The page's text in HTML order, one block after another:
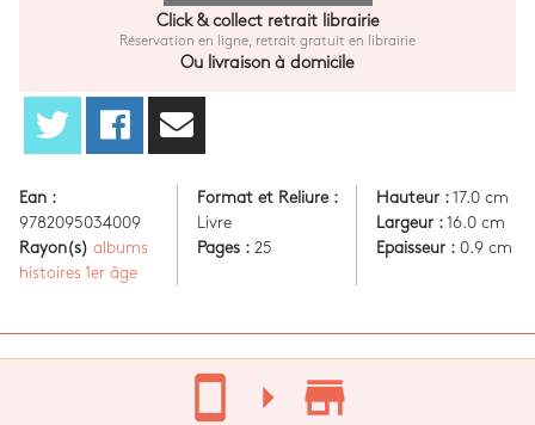
Click & collect retrait librairie
Réservation en ligne, retrait gratuit en librairie
Ou livraison à domicile
Ean :
9782095034009
Rayon(s) albums
histoires 1er âge
Format et Reliure :
Livre
Pages : 25
Hauteur :17.0 cm
Largeur :16.0 cm
Epaisseur :0.9 cm
stay_current_portrait arrow_right store_mall_directory